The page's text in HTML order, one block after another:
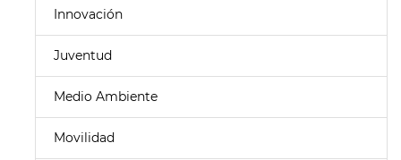
Innovación
Juventud
Medio Ambiente
Movilidad